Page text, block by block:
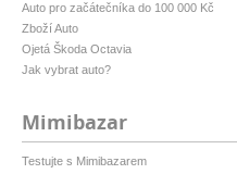
Auto pro začátečníka do 100 000 Kč
Zboží Auto
Ojetá Škoda Octavia
Jak vybrat auto?
Mimibazar
Testujte s Mimibazarem